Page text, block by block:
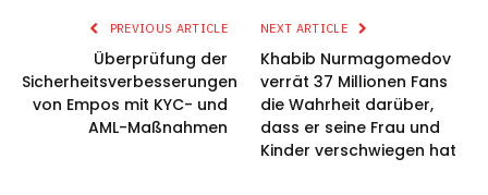
PREVIOUS ARTICLE
Überprüfung der
Sicherheitsverbesserungen
von Empos mit KYC- und
AML-Maßnahmen
NEXT ARTICLE
Khabib Nurmagomedov
verrät 37 Millionen Fans
die Wahrheit darüber,
dass er seine Frau und
Kinder verschwiegen hat